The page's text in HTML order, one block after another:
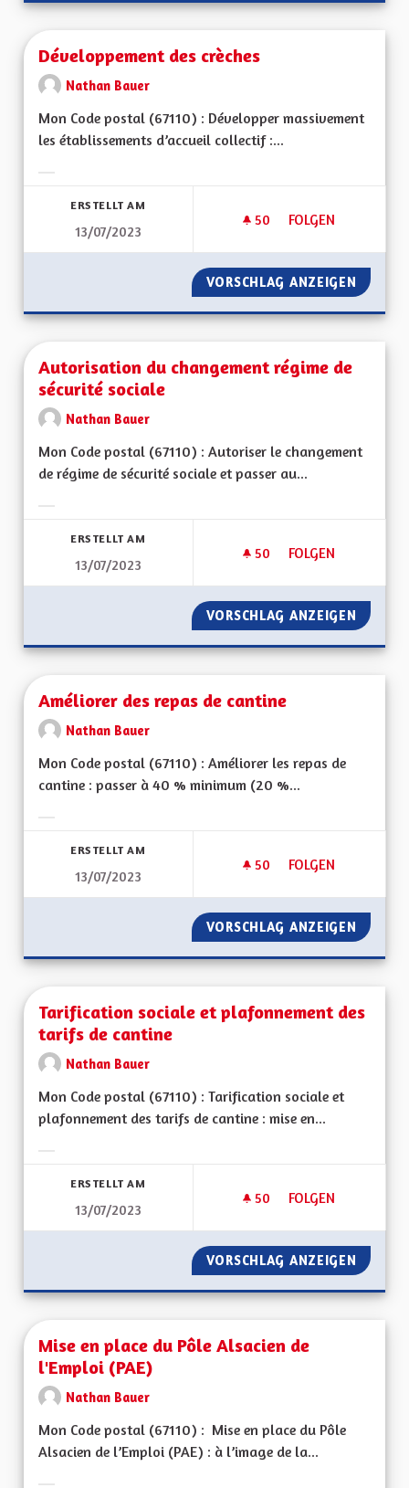
Développement des crèches
Nathan Bauer
Mon Code postal (67110) : Développer massivement
les établissements d’accueil collectif :...
ERSTELLT AM
13/07/2023
50 50 FOLLOWER
FOLGEN
DÉVELOPPEMENT
VORSCHLAG ANZEIGEN
Autorisation du changement régime de
sécurité sociale
Nathan Bauer
Mon Code postal (67110) : Autoriser le changement
de régime de sécurité sociale et passer au...
ERSTELLT AM
13/07/2023
50 50 FOLLOWER
FOLGEN
AUTORISATION
VORSCHLAG ANZEIGEN
Améliorer des repas de cantine
Nathan Bauer
Mon Code postal (67110) : Améliorer les repas de
cantine : passer à 40 % minimum (20 %...
ERSTELLT AM
13/07/2023
50 50 FOLLOWER
FOLGEN
AMÉLIORER DES
VORSCHLAG ANZEIGEN
Tarification sociale et plafonnement des
tarifs de cantine
Nathan Bauer
Mon Code postal (67110) : Tarification sociale et
plafonnement des tarifs de cantine : mise en...
ERSTELLT AM
13/07/2023
50 50 FOLLOWER
FOLGEN
TARIFICATION
VORSCHLAG ANZEIGEN
Mise en place du Pôle Alsacien de
l'Emploi (PAE)
Nathan Bauer
Mon Code postal (67110) : Mise en place du Pôle
Alsacien de l’Emploi (PAE) : à l’image de la...